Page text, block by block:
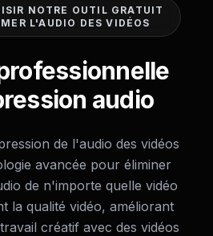
NOTRE OUTIL GRATUIT
L'AUDIO DES VIDÉOS
audio
de l'audio des vidéos
avancée pour éliminer
de n'importe quelle vidéo
la qualité vidéo, améliorant
créatif avec des vidéos